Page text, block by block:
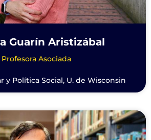
Guarín Aristizábal
Profesora Asociada
y Política Social, U. de Wisconsin